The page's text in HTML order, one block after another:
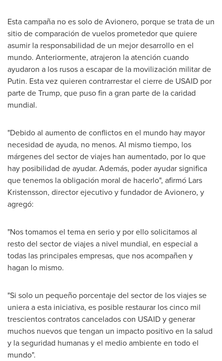
Esta campaña no es solo de Avionero, porque se trata de un
sitio de comparación de vuelos prometedor que quiere
asumir la responsabilidad de un mejor desarrollo en el
mundo. Anteriormente, atrajeron la atención cuando
ayudaron a los rusos a escapar de la movilización militar de
Putin. Esta vez quieren contrarrestar el cierre de USAID por
parte de Trump, que puso fin a gran parte de la caridad
mundial.
"Debido al aumento de conflictos en el mundo hay mayor
necesidad de ayuda, no menos. Al mismo tiempo, los
márgenes del sector de viajes han aumentado, por lo que
hay posibilidad de ayudar. Además, poder ayudar significa
que tenemos la obligación moral de hacerlo", afirmó Lars
Kristensson, director ejecutivo y fundador de Avionero, y
agregó:
"Nos tomamos el tema en serio y por ello solicitamos al
resto del sector de viajes a nivel mundial, en especial a
todas las principales empresas, que nos acompañen y
hagan lo mismo.
"Si solo un pequeño porcentaje del sector de los viajes se
uniera a esta iniciativa, es posible restaurar los cinco mil
trescientos contratos cancelados con USAID y generar
muchos nuevos que tengan un impacto positivo en la salud
y la seguridad humanas y el medio ambiente en todo el
mundo".